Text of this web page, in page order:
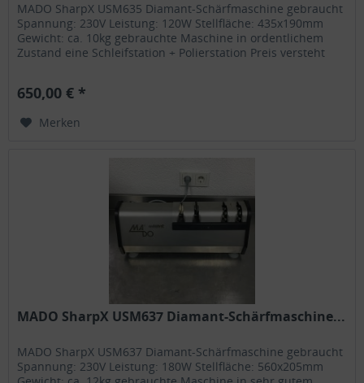
MADO SharpX USM635 Diamant-Schärfmaschine gebraucht
Spannung: 230V Leistung: 120W Stellfläche: 435x190mm
Gewicht: ca. 10kg gebrauchte Maschine in ordentlichem
Zustand eine Schleifstation + Polierstation Preis versteht
650,00 € *
Merken
MADO SharpX USM637 Diamant-Schärfmaschine...
MADO SharpX USM637 Diamant-Schärfmaschine gebraucht
Spannung: 230V Leistung: 180W Stellfläche: 560x205mm